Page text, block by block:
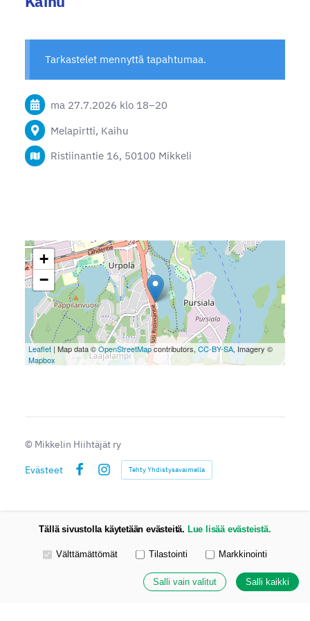
Tarkastelet mennyttä tapahtumaa.
ma 27.7.2026 klo 18–20
Melapirtti, Kaihu
Ristiinantie 16, 50100 Mikkeli
+
−
Leaflet| Map data ©OpenStreetMapcontributors, CC-BY-SA, Imagery ©
Mapbox
© Mikkelin Hiihtäjät ry
Evästeet
Instagram
Tehty Yhdistysavaimella
Tällä sivustolla käytetään evästeitä. Lue lisää evästeistä.
Valitse käytettävät evästeet
Välttämättömät Tilastointi Markkinointi
Salli vain valitut Salli kaikki